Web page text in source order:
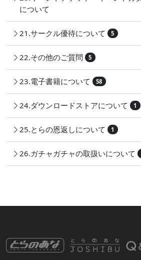
について
21.サークル優待について 5
22.その他のご質問 5
23.電子書籍について 58
24.ダウンロードストアについて 1
25.とらの恩返しについて 1
26.ガチャガチャの取扱いについて